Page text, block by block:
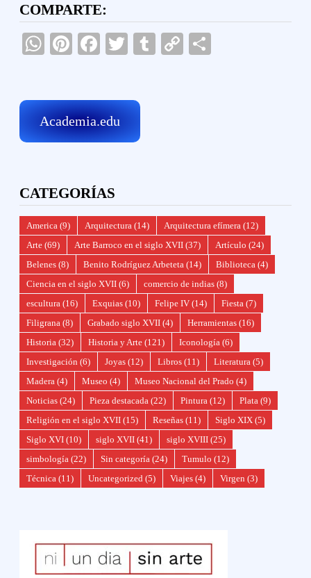
COMPARTE:
WhatsApp
Pinterest
Facebook
TwitterTumblr
Copy
Academia.edu
CATEGORÍAS
America (9) Arquitectura (14) Arquitectura efímera (12)
Arte (69) Arte Barroco en el siglo XVII (37) Artículo (24)
Belenes (8) Benito Rodríguez Arbeteta (14) Biblioteca (4)
Ciencia en el siglo XVII (6) comercio de indias (8)
escultura (16) Exquias (10) Felipe IV (14) Fiesta (7)
Filigrana (8) Grabado siglo XVII (4) Herramientas (16)
Historia (32) Historia y Arte (121) Iconología (6)
Investigación (6) Joyas (12) Libros (11) Literatura (5)
Madera (4) Museo (4) Museo Nacional del Prado (4)
Noticias (24) Pieza destacada (22) Pintura (12) Plata (9)
Religión en el siglo XVII (15) Reseñas (11) Siglo XIX (5)
Siglo XVI (10) siglo XVII (41) siglo XVIII (25)
simbología (22) Sin categoría (24) Tumulo (12)
Técnica (11) Uncategorized (5) Viajes (4) Virgen (3)